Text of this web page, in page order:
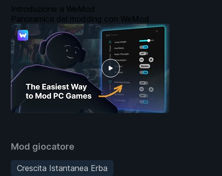
Mod giocatore
Crescita Istantanea Erba
Introduzione a WeMod
Panoramica del modding con WeMod